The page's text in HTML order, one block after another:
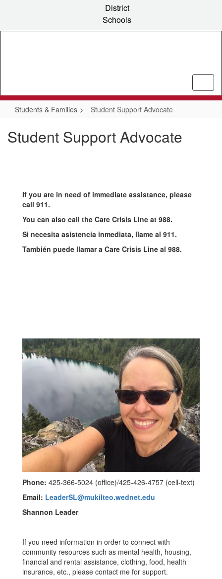
content
District
Schools
Students & Families Student Support Advocate
Student Support Advocate
If you are in need of immediate assistance, please
call 911.
You can also call the Care Crisis Line at 988.
Si necesita asistencia inmediata, llame al 911.
También puede llamar a Care Crisis Line al 988.
Phone: 425-366-5024 (office)/425-426-4757 (cell-text)
Email: LeaderSL@mukilteo.wednet.edu
Shannon Leader
If you need information in order to connect with
community resources such as mental health, housing,
financial and rental assistance, clothing, food, health
insurance, etc., please contact me for support.